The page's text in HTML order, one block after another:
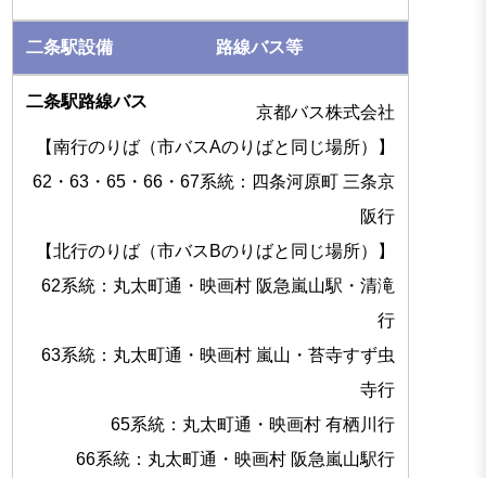
路線バス等
京都バス株式会社
【南行のりば（市バスAのりばと同じ場所）】
62・63・65・66・67系統：四条河原町 三条京
阪行
【北行のりば（市バスBのりばと同じ場所）】
62系統：丸太町通・映画村 阪急嵐山駅・清滝
行
63系統：丸太町通・映画村 嵐山・苔寺すず虫
寺行
65系統：丸太町通・映画村 有栖川行
66系統：丸太町通・映画村 阪急嵐山駅行